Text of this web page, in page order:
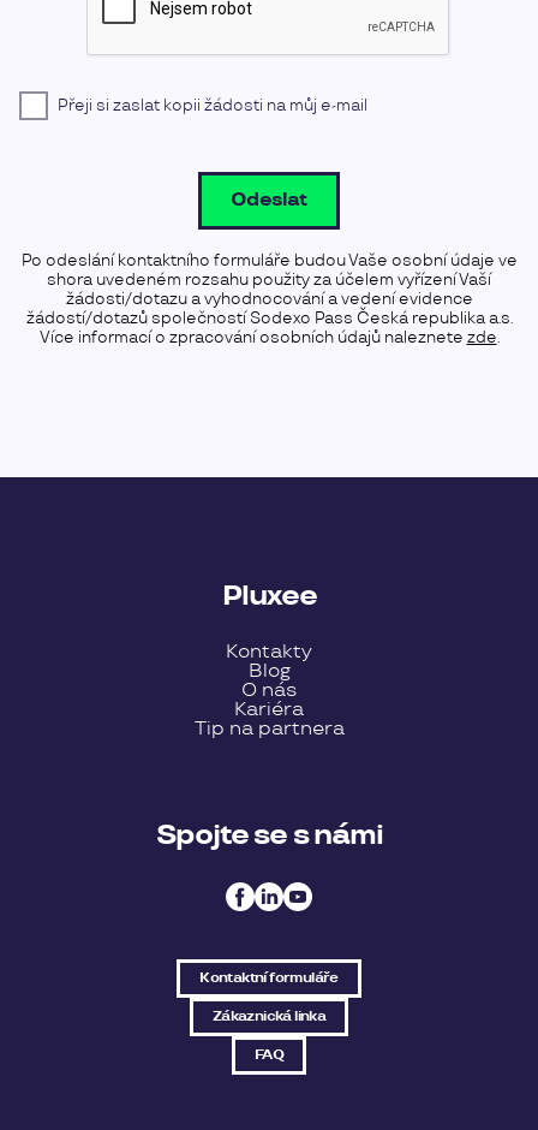
Přeji si zaslat kopii žádosti na můj e-mail
Odeslat
Po odeslání kontaktního formuláře budou Vaše osobní údaje ve
shora uvedeném rozsahu použity za účelem vyřízení Vaší
žádosti/dotazu a vyhodnocování a vedení evidence
žádostí/dotazů společností Sodexo Pass Česká republika a.s.
Více informací o zpracování osobních údajů naleznete zde.
Pluxee
Kontakty
Blog
O nás
Kariéra
Tip na partnera
Spojte se s námi
Kontaktní formuláře
Zákaznická linka
FAQ